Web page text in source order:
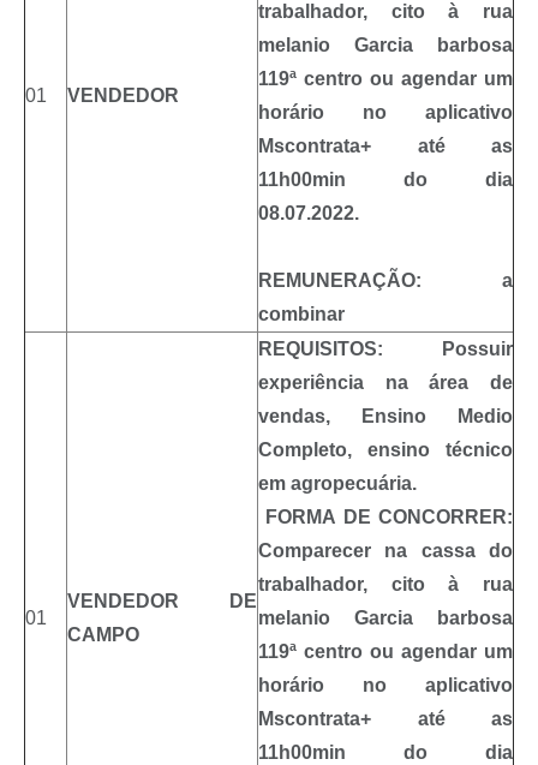
01 VENDEDOR
trabalhador, cito à rua
melanio Garcia barbosa
119ª centro ou agendar um
horário no aplicativo
Mscontrata+ até as
11h00min do dia
08.07.2022.
REMUNERAÇÃO: a
combinar
01
VENDEDOR DE
CAMPO
REQUISITOS: Possuir
experiência na área de
vendas, Ensino Medio
Completo, ensino técnico
em agropecuária.
FORMA DE CONCORRER:
Comparecer na cassa do
trabalhador, cito à rua
melanio Garcia barbosa
119ª centro ou agendar um
horário no aplicativo
Mscontrata+ até as
11h00min do dia